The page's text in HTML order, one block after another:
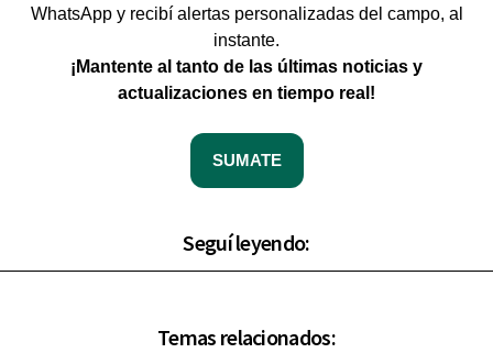
WhatsApp y recibí alertas personalizadas del campo, al
instante.
¡Mantente al tanto de las últimas noticias y
actualizaciones en tiempo real!
SUMATE
Seguí leyendo:
Temas relacionados: